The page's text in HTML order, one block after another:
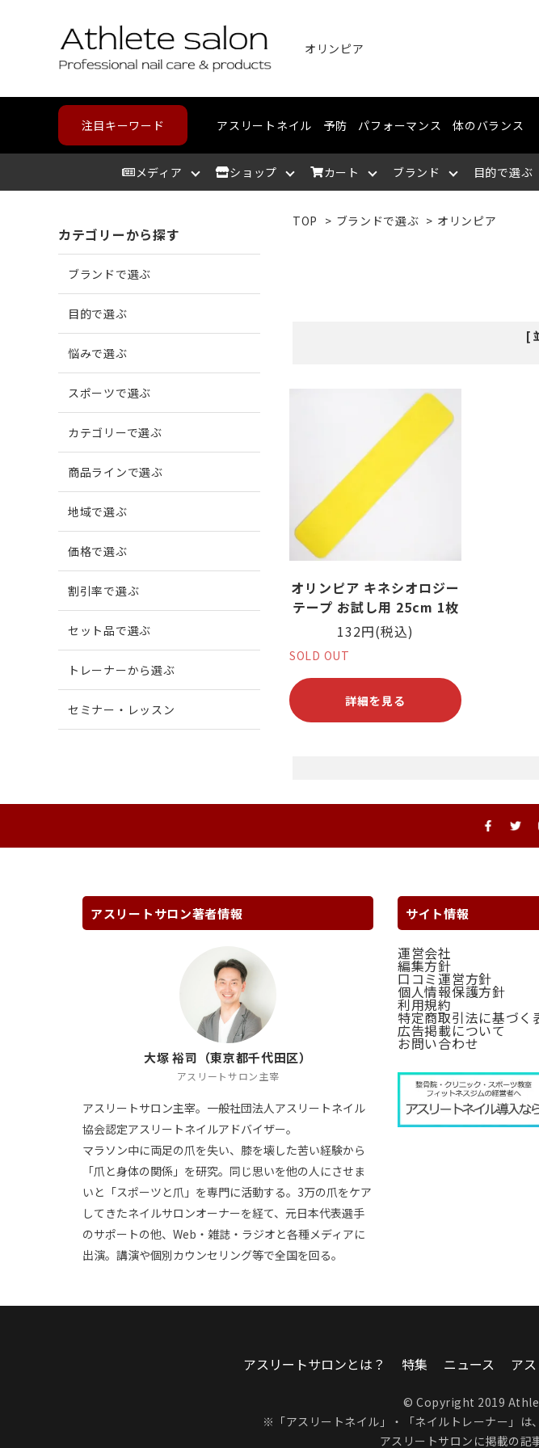
オリンピア
注目キーワード アスリートネイル 予防 パフォーマンス 体のバランス
メディア ショップ カート ブランド
アスリートサロン
目的で選ぶ
爪を洗う
爪を保湿する
角質を取り除く
爪が割れる
爪が薄い
二枚爪になっている
爪がでこぼこする 爪に縦筋がある
野球・高校野球
バスケットボール
ボルダリング
柔道
ハンドケア
スポーツメディカルライン
北海道
中部
TOP > ブランドで選ぶ > オリンピア
[
オリンピア キネシオロジー
テープ お試し用 25cm 1枚
132円(税込)
SOLD OUT
詳細を見る
カテゴリーから探す
ブランドで選ぶ
目的で選ぶ
悩みで選ぶ
スポーツで選ぶ
カテゴリーで選ぶ
商品ラインで選ぶ
地域で選ぶ
価格で選ぶ
割引率で選ぶ
セット品で選ぶ
トレーナーから選ぶ
セミナー・レッスン
アスリートサロン著者情報
大塚 裕司（東京都千代田区）
アスリートサロン主宰
アスリートサロン主宰。一般社団法人アスリートネイル
協会認定アスリートネイルアドバイザー。
マラソン中に両足の爪を失い、膝を壊した苦い経験から
「爪と身体の関係」を研究。同じ思いを他の人にさせま
いと「スポーツと爪」を専門に活動する。3万の爪をケア
してきたネイルサロンオーナーを経て、元日本代表選手
のサポートの他、Web・雑誌・ラジオと各種メディアに
出演。講演や個別カウンセリング等で全国を回る。
サイト情報
運営会社
編集方針
口コミ運営方針
個人情報保護方針
利用規約
特定商取引法に基づく
広告掲載について
お問い合わせ
アスリートサロンとは？ 特集 ニュース ア
© Copyright 2019
※「アスリートネイル」・「ネイルトレーナー」は、
アスリートサロンに掲載の記